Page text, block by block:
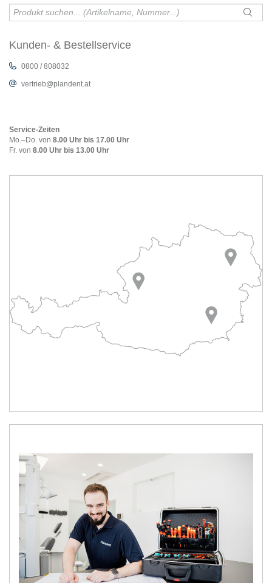
Kunden- & Bestellservice
0800 / 808032
vertrieb@plandent.at
Service-Zeiten
Mo.–Do. von 8.00 Uhr bis 17.00 Uhr
Fr. von 8.00 Uhr bis 13.00 Uhr